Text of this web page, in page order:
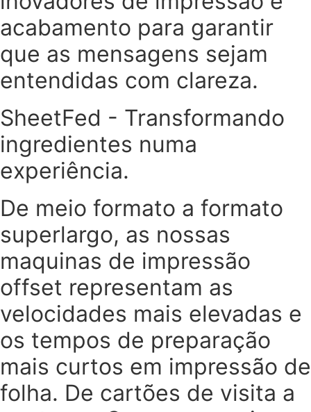
acabamento para garantir
que as mensagens sejam
entendidas com clareza.
SheetFed - Transformando
ingredientes numa
experiência.
De meio formato a formato
superlargo, as nossas
maquinas de impressão
offset representam as
velocidades mais elevadas e
os tempos de preparação
mais curtos em impressão de
folha. De cartões de visita a